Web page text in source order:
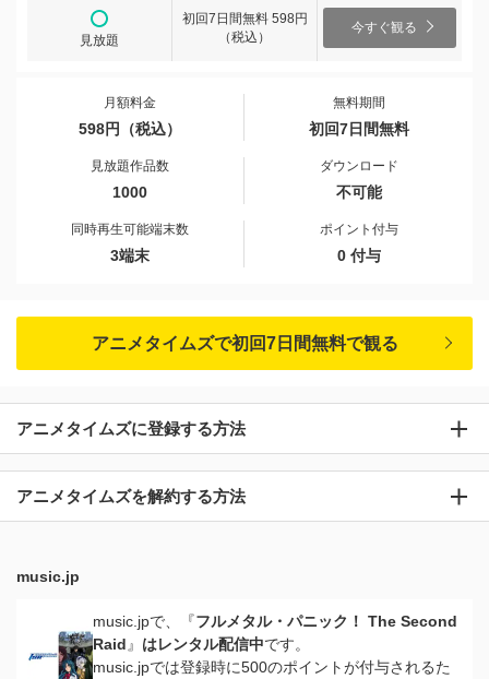
見放題
初回7日間無料 598円
（税込）
今すぐ観る
月額料金
598円（税込）
無料期間
初回7日間無料
見放題作品数
1000
ダウンロード
不可能
同時再生可能端末数
3端末
ポイント付与
0 付与
アニメタイムズで初回7日間無料で観る
アニメタイムズに登録する方法
アニメタイムズを解約する方法
music.jp
music.jpで、『フルメタル・パニック！ The Second
Raid 』 はレンタル配信中です。
music.jpでは登録時に500のポイントが付与されるた